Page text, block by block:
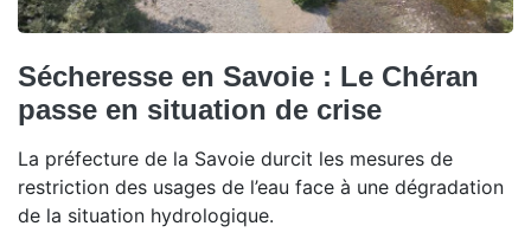
Sécheresse en Savoie : Le Chéran
passe en situation de crise
La préfecture de la Savoie durcit les mesures de
restriction des usages de l’eau face à une dégradation
de la situation hydrologique.